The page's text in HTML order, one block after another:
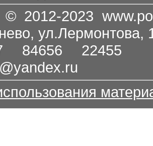
© 2012-2023
ул.Лермонтова,
84656